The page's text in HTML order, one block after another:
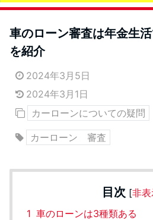
車のローン審査は年金生
を紹介
2024年3月5日
2024年3月1日
カーローンについての疑問
カーローン 審査
目次 [非表
1 車のローンは3種類ある